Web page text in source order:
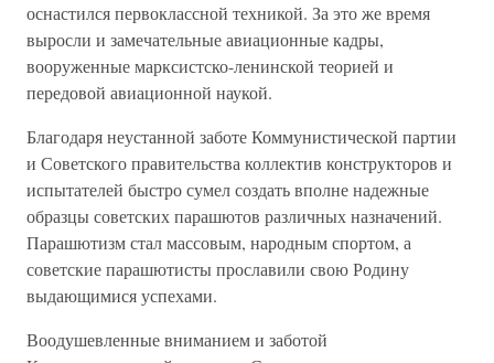
оснастился первоклассной техникой. За это же время
выросли и замечательные авиационные кадры,
вооруженные марксистско-ленинской теорией и
передовой авиационной наукой.
Благодаря неустанной заботе Коммунистической партии
и Советского правительства коллектив конструкторов и
испытателей быстро сумел создать вполне надежные
образцы советских парашютов различных назначений.
Парашютизм стал массовым, народным спортом, а
советские парашютисты прославили свою Родину
выдающимися успехами.
Воодушевленные вниманием и заботой